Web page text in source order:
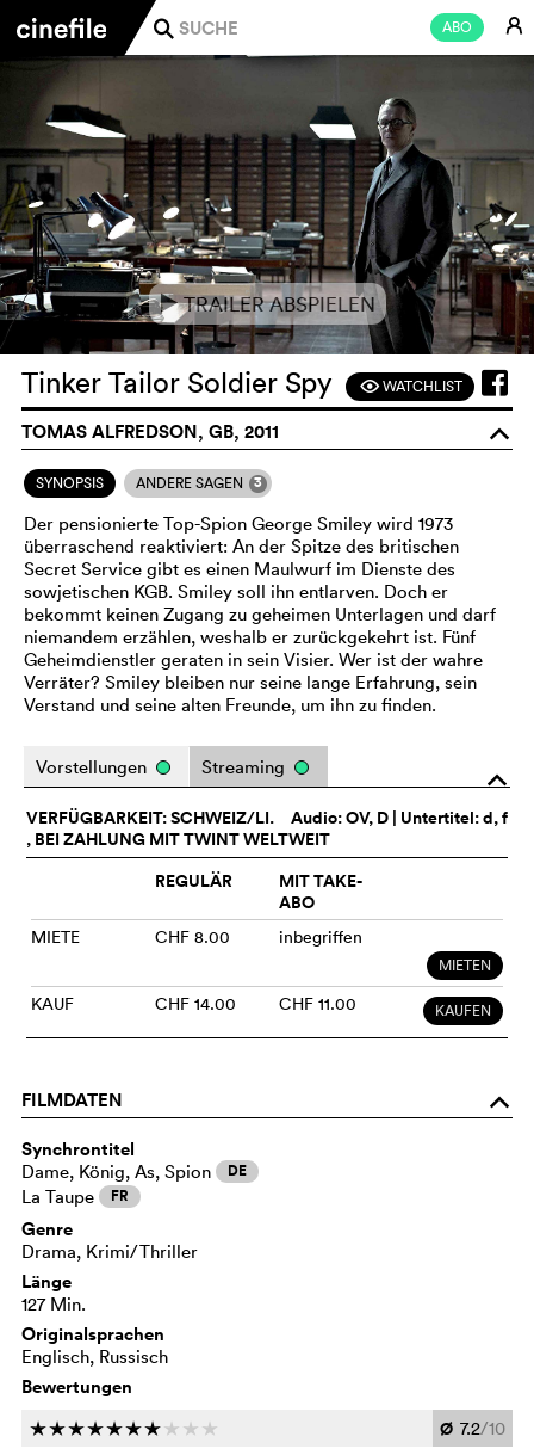
ABO E
j
eTRAILER ABSPIELEN
Tinker Tailor Soldier Spy FWATCHLIST
TOMAS ALFREDSON, GB, 2011 o
SYNOPSIS ANDERE SAGEN 3
Der pensionierte Top-Spion George Smiley wird 1973
überraschend reaktiviert: An der Spitze des britischen
Secret Service gibt es einen Maulwurf im Dienste des
sowjetischen KGB. Smiley soll ihn entlarven. Doch er
bekommt keinen Zugang zu geheimen Unterlagen und darf
niemandem erzählen, weshalb er zurückgekehrt ist. Fünf
Geheimdienstler geraten in sein Visier. Wer ist der wahre
Verräter? Smiley bleiben nur seine lange Erfahrung, sein
Verstand und seine alten Freunde, um ihn zu finden.
o
Vorstellungen Streaming
Audio:OV, D | Untertitel: d, f
VERFÜGBARKEIT: SCHWEIZ/LI.
, BEI ZAHLUNG MIT TWINT WELTWEIT
REGULÄR
MIT TAKE-
ABO
MIETE CHF 8.00 inbegriffen
MIETEN
KAUF CHF 14.00 CHF 11.00 KAUFEN
FILMDATEN o
Synchrontitel
Dame, König, As, Spion DE
La Taupe FR
Genre
Drama, Krimi/Thriller
Länge
127 Min.
Originalsprachen
Englisch, Russisch
Bewertungen
ccccccc c c c Ø 7.2/10